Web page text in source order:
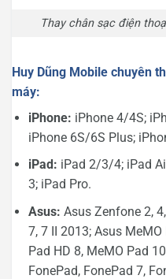
Thay chân sạc điện
Huy Dũng Mobile chuyên
máy:
iPhone: iPhone 4/4S;
iPhone 6S/6S Plus;
iPad: iPad 2/3/4; iPad
3; iPad Pro.
Asus: Asus Zenfone 2,
7, 7 II 2013; Asus
Pad HD 8, MeMO Pad
FonePad, FonePad 7,